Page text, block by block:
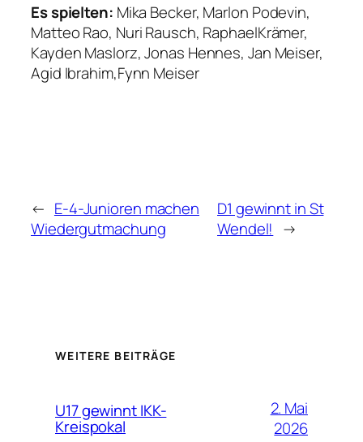
Es spielten: Mika Becker, Marlon Podevin,
Matteo Rao, Nuri Rausch, RaphaelKrämer,
Kayden Maslorz, Jonas Hennes, Jan Meiser,
Agid Ibrahim,Fynn Meiser
← E-4-Junioren machen
Wiedergutmachung
D1 gewinnt in St
Wendel! →
WEITERE BEITRÄGE
U17 gewinnt IKK-
Kreispokal
2. Mai
2026